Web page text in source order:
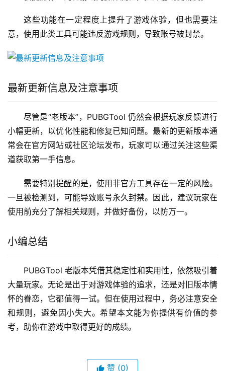
这些功能在一定程度上提升了游戏体验，但也需要注
意，使用此类工具可能违反游戏规则，导致账号被封禁。
最新更新信息及注意事项
尽管是“老版本”，PUBGTool 仍然会根据玩家反馈进行
小幅更新，以优化性能和修复已知问题。最新的更新版本通
常会在官方网站或社区论坛发布，玩家可以通过关注这些渠
道获取第一手信息。
需要特别提醒的是，使用非官方工具存在一定的风险。
一旦被检测到，可能导致账号永久封禁。因此，建议玩家在
使用前充分了解相关规则，并做好备份，以防万一。
小编总结
PUBGTool 老版本凭借其稳定性和实用性，依然吸引着
大量玩家。无论是出于对游戏体验的追求，还是对旧版本情
怀的眷恋，它都值得一试。但在使用过程中，务必注意安全
和规则，避免因小失大。希望本文能为你提供有价值的参
考，助你在游戏中取得更好的成绩。
赞 (0)